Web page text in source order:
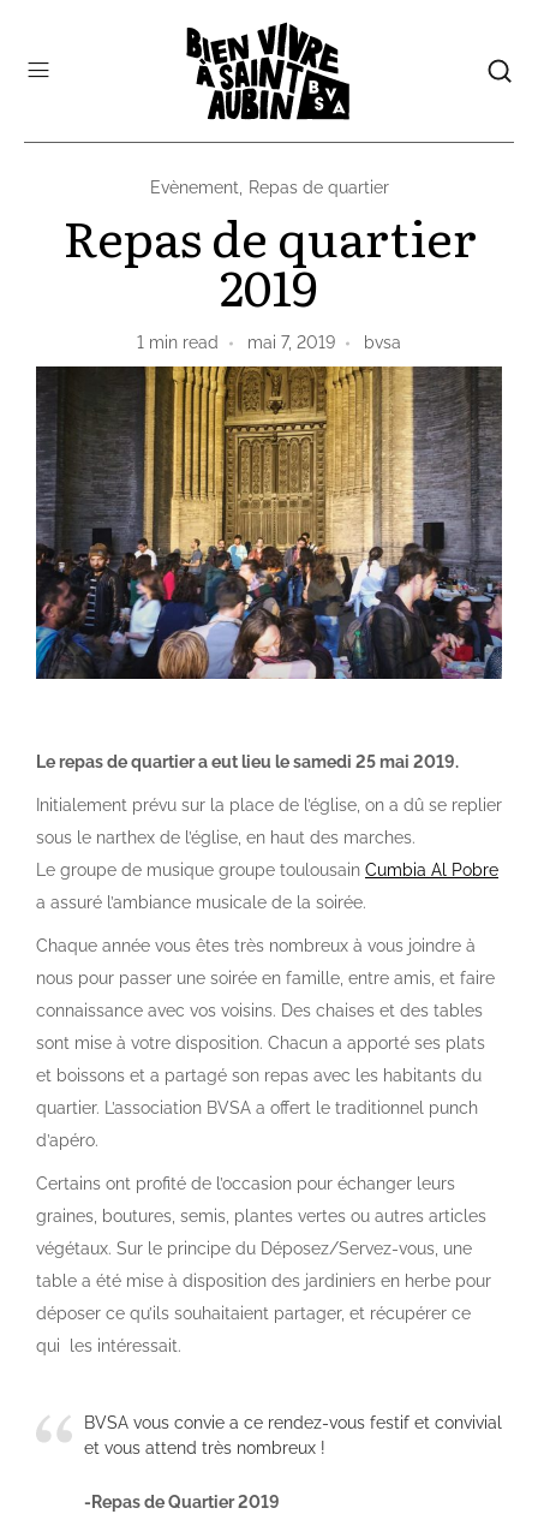
Evènement, Repas de quartier
Repas de quartier
2019
1 min read mai 7, 2019 bvsa
Le repas de quartier a eut lieu le samedi 25 mai 2019.
Initialement prévu sur la place de l’église, on a dû se replier
sous le narthex de l’église, en haut des marches.
Le groupe de musique groupe toulousain Cumbia Al Pobre
a assuré l’ambiance musicale de la soirée.
Chaque année vous êtes très nombreux à vous joindre à
nous pour passer une soirée en famille, entre amis, et faire
connaissance avec vos voisins. Des chaises et des tables
sont mise à votre disposition. Chacun a apporté ses plats
et boissons et a partagé son repas avec les habitants du
quartier. L’association BVSA a offert le traditionnel punch
d’apéro.
Certains ont profité de l’occasion pour échanger leurs
graines, boutures, semis, plantes vertes ou autres articles
végétaux. Sur le principe du Déposez/Servez-vous, une
table a été mise à disposition des jardiniers en herbe pour
déposer ce qu’ils souhaitaient partager, et récupérer ce
qui les intéressait.
BVSA vous convie a ce rendez-vous festif et convivial
et vous attend très nombreux !
-Repas de Quartier 2019